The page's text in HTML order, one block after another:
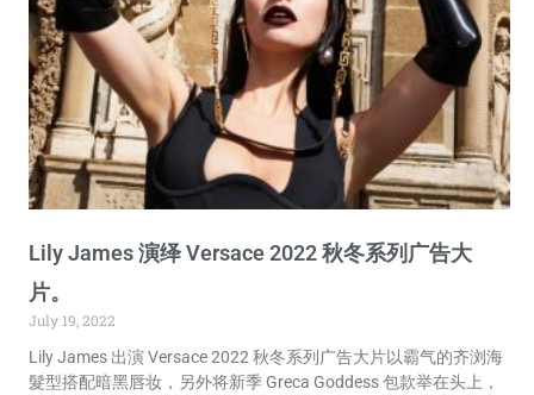
Lily James 演绎 Versace 2022 秋冬系列广告大
片。
July 19, 2022
Lily James 出演 Versace 2022 秋冬系列广告大片以霸气的齐浏海
髮型搭配暗黑唇妆，另外将新季 Greca Goddess 包款举在头上，